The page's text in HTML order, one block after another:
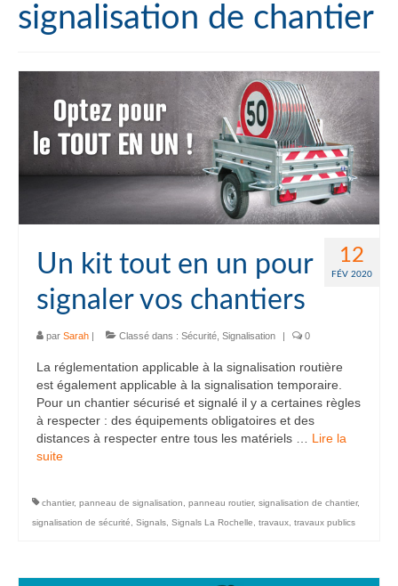
Qui sommes-nous ?
Accéder à Signals
signalisation de chantier
12
FÉV 2020
Un kit tout en un pour
signaler vos chantiers
par Sarah | Classé dans : Sécurité Signalisation | 0
La réglementation applicable à la signalisation routière
est également applicable à la signalisation temporaire.
Pour un chantier sécurisé et signalé il y a certaines règles
à respecter : des équipements obligatoires et des
distances à respecter entre tous les matériels … Lire la
suite­­
chantier, panneau de signalisation panneau routier, signalisation de chantier,
signalisation de sécurité
Signals Signals La Rochelle travaux travaux publics